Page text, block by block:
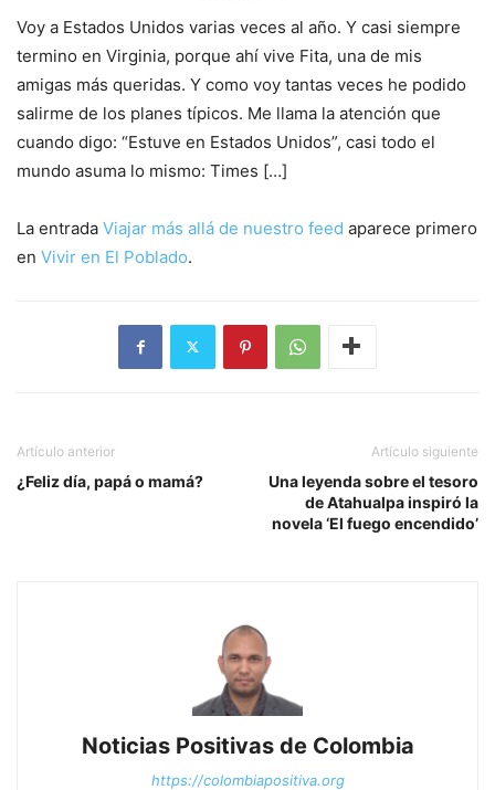
Voy a Estados Unidos varias veces al año. Y casi siempre
termino en Virginia, porque ahí vive Fita, una de mis
amigas más queridas. Y como voy tantas veces he podido
salirme de los planes típicos. Me llama la atención que
cuando digo: “Estuve en Estados Unidos”, casi todo el
mundo asuma lo mismo: Times […]
La entrada Viajar más allá de nuestro feed aparece primero
en Vivir en El Poblado.
Artículo anterior
¿Feliz día, papá o mamá?
Artículo siguiente
Una leyenda sobre el tesoro
de Atahualpa inspiró la
novela ‘El fuego encendido’
Noticias Positivas de Colombia
https://colombiapositiva.org